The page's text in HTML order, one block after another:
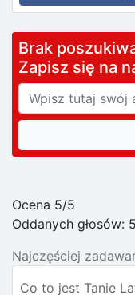
Brak
Zapisz się na
Ocena 5/5
Oddanych głosów: 5
Najczęściej
Co to jest Tanie